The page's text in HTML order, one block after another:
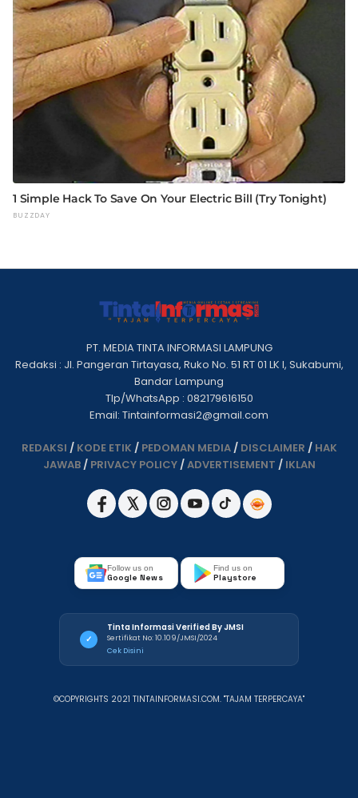
PT. MEDIA TINTA INFORMASI LAMPUNG
Redaksi : Jl. Pangeran Tirtayasa, Ruko No. 51 RT 01 LK I, Sukabumi,
Bandar Lampung
Tlp/WhatsApp : 082179616150
Email: Tintainformasi2@gmail.com
REDAKSI / KODE ETIK / PEDOMAN MEDIA/ DISCLAIMER / HAK
JAWAB/ PRIVACY POLICY/ADVERTISEMENT / IKLAN
Follow us on
Google News
Find us on
Playstore
✓
Tinta Informasi Verified By JMSI
Sertifikat No: 10.109/JMSI/2024
Cek Disini
©COPYRIGHTS 2021 TINTAINFORMASI.COM. "TAJAM TERPERCAYA"